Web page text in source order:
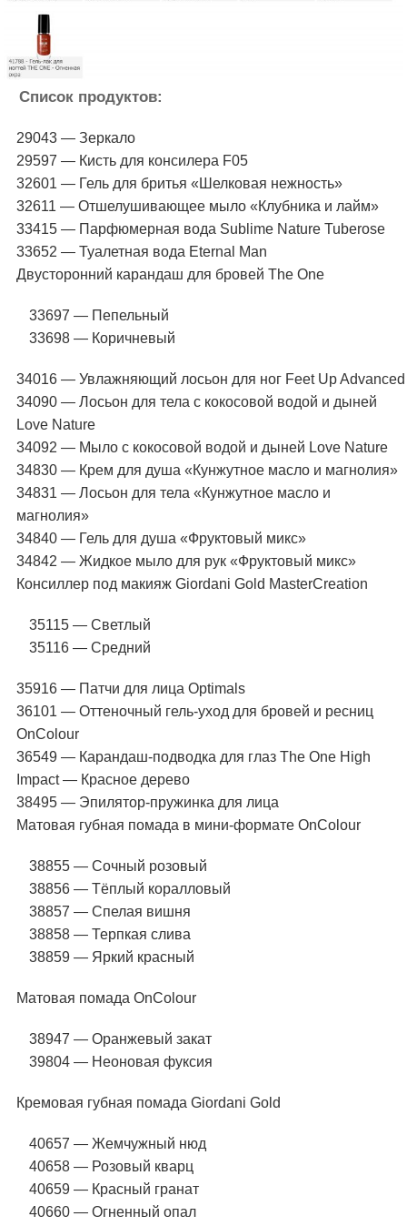
Список продуктов:
29043 — Зеркало
29597 — Кисть для консилера F05
32601 — Гель для бритья «Шелковая нежность»
32611 — Отшелушивающее мыло «Клубника и лайм»
33415 — Парфюмерная вода Sublime Nature Tuberose
33652 — Туалетная вода Eternal Man
Двусторонний карандаш для бровей The One
33697 — Пепельный
33698 — Коричневый
34016 — Увлажняющий лосьон для ног Feet Up Advanced
34090 — Лосьон для тела с кокосовой водой и дыней
Love Nature
34092 — Мыло с кокосовой водой и дыней Love Nature
34830 — Крем для душа «Кунжутное масло и магнолия»
34831 — Лосьон для тела «Кунжутное масло и
магнолия»
34840 — Гель для душа «Фруктовый микс»
34842 — Жидкое мыло для рук «Фруктовый микс»
Консиллер под макияж Giordani Gold MasterCreation
35115 — Светлый
35116 — Средний
35916 — Патчи для лица Optimals
36101 — Оттеночный гель-уход для бровей и ресниц
OnColour
36549 — Карандаш-подводка для глаз The One High
Impact — Красное дерево
38495 — Эпилятор-пружинка для лица
Матовая губная помада в мини-формате OnColour
38855 — Сочный розовый
38856 — Тёплый коралловый
38857 — Спелая вишня
38858 — Терпкая слива
38859 — Яркий красный
Матовая помада OnColour
38947 — Оранжевый закат
39804 — Неоновая фуксия
Кремовая губная помада Giordani Gold
40657 — Жемчужный нюд
40658 — Розовый кварц
40659 — Красный гранат
40660 — Огненный опал